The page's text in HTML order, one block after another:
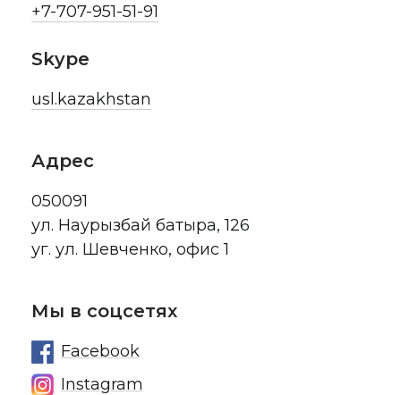
Мы в соцсетях
Facebook
Instagram
Адрес
050091
ул. Наурызбай батыра, 126
уг. ул. Шевченко, офис 1
+7-707-951-51-91
Skype
usl.kazakhstan